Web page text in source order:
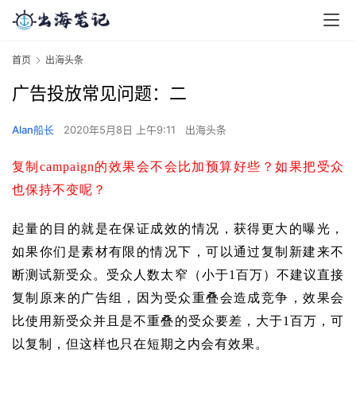
首页 出海头条
广告投放常见问题：二
Alan船长 2020年5月8日 上午9:11 出海头条
复制campaign的效果会不会比加预算好些？如果把受众
也保持不变呢？
起量的目的就是在保证成效的情况，获得更大的曝光，
如果你们是素材有限的情况下，可以通过复制新建来不
断测试新受众。受众人数太窄（小于1百万）不建议直接
复制原来的广告组，因为受众重叠会造成竞争，效果会
比使用新受众并且是不重叠的受众要差，大于1百万，可
以复制，但这样也只在短期之内会有效果。